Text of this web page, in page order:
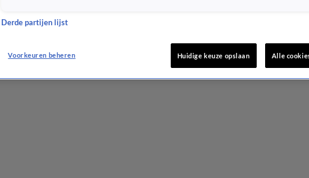
Derde partijen lijst
Voorkeuren beheren Huidige keuze opslaan Alle